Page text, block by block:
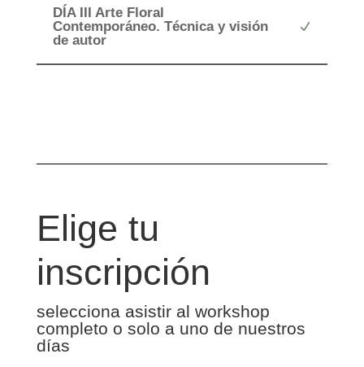
DÍA III Arte Floral
Contemporáneo. Técnica y visión
de autor
Elige tu
inscripción
selecciona asistir al workshop
completo o solo a uno de nuestros
días